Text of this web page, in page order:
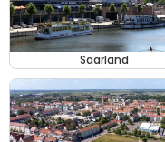
Saarland